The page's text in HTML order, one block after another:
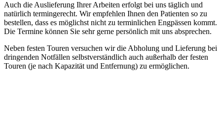
Auch die Auslieferung Ihrer Arbeiten erfolgt bei uns täglich und
natürlich termingerecht. Wir empfehlen Ihnen den Patienten so zu
bestellen, dass es möglichst nicht zu terminlichen Engpässen kommt.
Die Termine können Sie sehr gerne persönlich mit uns absprechen.
Neben festen Touren versuchen wir die Abholung und Lieferung bei
dringenden Notfällen selbstverständlich auch außerhalb der festen
Touren (je nach Kapazität und Entfernung) zu ermöglichen.